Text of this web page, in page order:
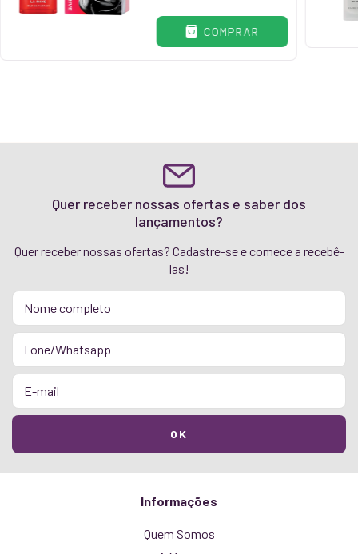
COMPRAR
Quer receber nossas ofertas e saber dos
lançamentos?
Quer receber nossas ofertas? Cadastre-se e comece a recebê-
las!
Informações
Quem Somos